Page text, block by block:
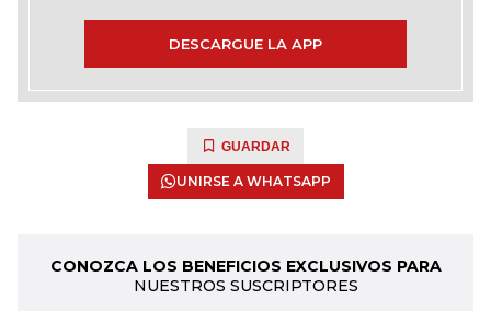
DESCARGUE LA APP
GUARDAR
UNIRSE A WHATSAPP
CONOZCA LOS BENEFICIOS EXCLUSIVOS PARA
NUESTROS SUSCRIPTORES